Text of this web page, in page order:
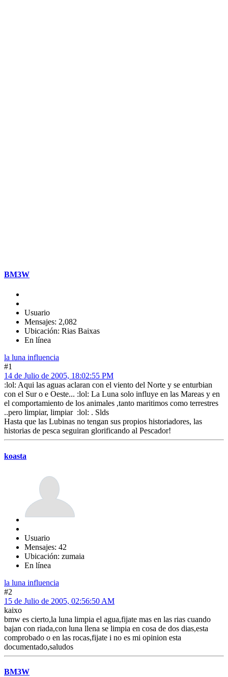
BM3W
Usuario
Mensajes: 2,082
Ubicación: Rias Baixas
En línea
la luna influencia
#1
14 de Julio de 2005, 18:02:55 PM
:lol: Aqui las aguas aclaran con el viento del Norte y se enturbian
con el Sur o e Oeste... :lol: La Luna solo influye en las Mareas y en
el comportamiento de los animales ,tanto maritimos como terrestres
..pero limpiar, limpiar :lol: . Slds
Hasta que las Lubinas no tengan sus propios historiadores, las
historias de pesca seguiran glorificando al Pescador!
koasta
Usuario
Mensajes: 42
Ubicación: zumaia
En línea
la luna influencia
#2
15 de Julio de 2005, 02:56:50 AM
kaixo
bmw es cierto,la luna limpia el agua,fijate mas en las rias cuando
bajan con riada,con luna llena se limpia en cosa de dos dias,esta
comprobado o en las rocas,fijate i no es mi opinion esta
documentado,saludos
BM3W